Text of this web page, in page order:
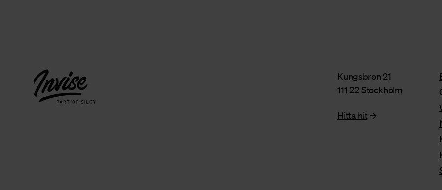
Kungsbron 21
111 22 Stockholm
Hitta hit